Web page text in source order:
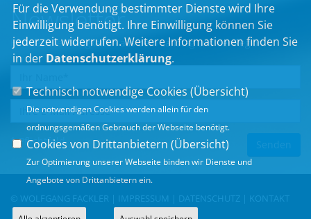
Newsletter
Erhalten Sie Neuigkeiten aus dem Landtag und der Region.
* Pflichtfeld
© WOLFGANG FACKLER | IMPRESSUM DATENSCHUTZ KONTAKT
Für die Verwendung bestimmter Dienste wird Ihre
Einwilligung benötigt. Ihre Einwilligung können Sie
jederzeit widerrufen. Weitere Informationen finden Sie
in der Datenschutzerklärung.
Technisch notwendige Cookies (Übersicht)
Die notwendigen Cookies werden allein für den
ordnungsgemäßen Gebrauch der Webseite benötigt.
Cookies von Drittanbietern (Übersicht)
Zur Optimierung unserer Webseite binden wir Dienste und
Angebote von Drittanbietern ein.